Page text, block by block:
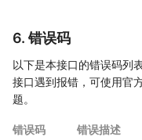
6. 错误码
以下是本接口的错误码列
接口遇到报错，可使用官
题。
错误码 错误描述